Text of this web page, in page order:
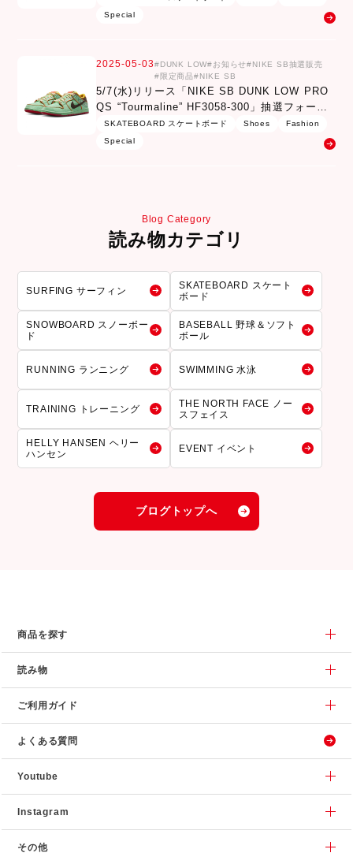
Special
2025-05-03 DUNK LOW お知らせ
NIKE SB抽選販売
限定商品
NIKE SB
5/7(水)リリース「NIKE SB DUNK LOW PRO
QS “Tourmaline” HF3058-300」抽選フォーム
はこちら
SKATEBOARD スケートボード Shoes
Fashion
Special
Blog Category
読み物カテゴリ
SURFING サーフィン
SKATEBOARD スケート
ボード
SNOWBOARD スノーボー
ド
BASEBALL 野球＆ソフト
ボール
RUNNING ランニング SWIMMING 水泳
TRAINING トレーニング
THE NORTH FACE ノー
スフェイス
HELLY HANSEN ヘリー
ハンセン
EVENT イベント
ブログトップへ
商品を探す
読み物
ご利用ガイド
よくある質問
Youtube
Instagram
その他